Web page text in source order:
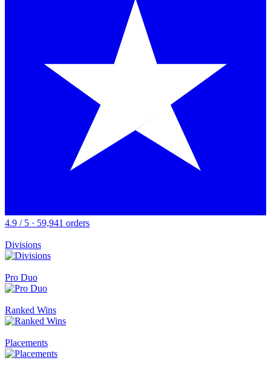
4.9 / 5 · 59,941 orders
Divisions
Pro Duo
Ranked Wins
Placements